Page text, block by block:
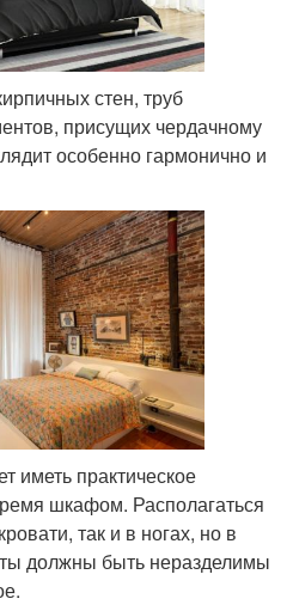
стен, труб
присущих чердачному
особенно гармонично и
иметь практическое
шкафом. Располагаться
так и в ногах, но в
должны быть неразделимы